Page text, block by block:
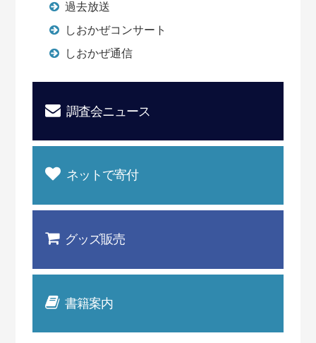
過去放送
しおかぜコンサート
しおかぜ通信
調査会ニュース
ネットで寄付
グッズ販売
書籍案内